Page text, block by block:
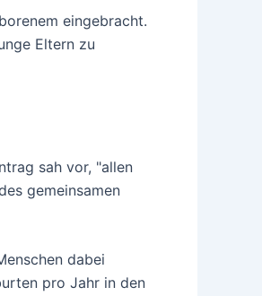
eingebracht.
Eltern zu
sah vor, "allen
gemeinsamen
dabei
pro Jahr in den